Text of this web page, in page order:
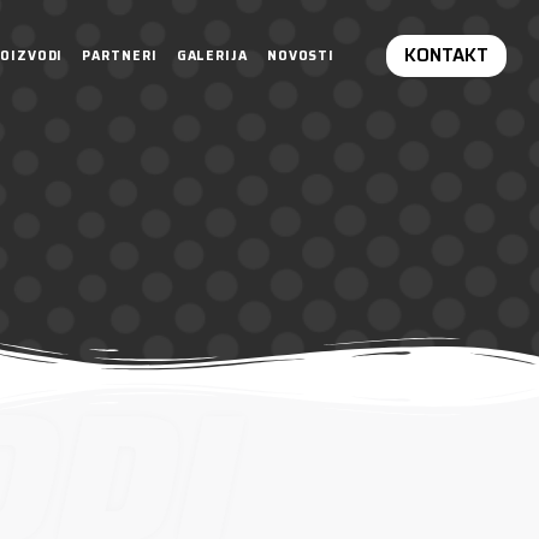
PARTNERI GALERIJA NOVOSTI KONTAKT